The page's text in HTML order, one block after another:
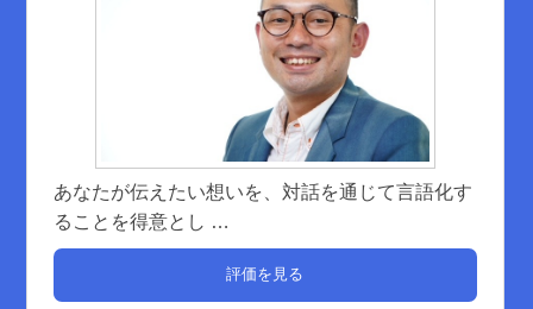
あなたが伝えたい想いを、対話を通じて言語化す
ることを得意とし …
評価を見る